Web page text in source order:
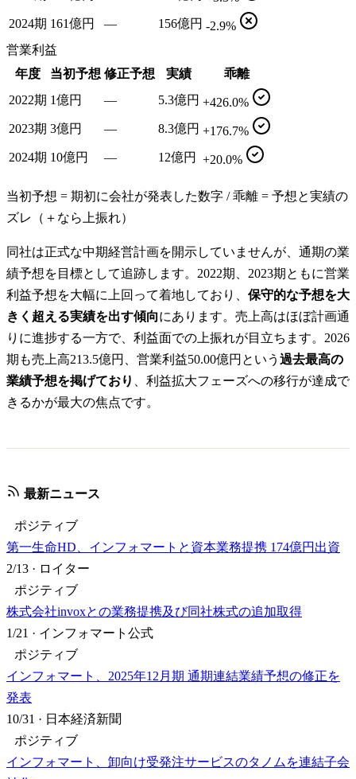
2024期 161億円 — 156億円 -2.9%
営業利益
年度
当初予想 修正予想 実績
乖離
2022期 1億円 — 5.3億円 +426.0%
2023期 3億円 — 8.3億円 +176.7%
2024期 10億円 — 12億円 +20.0%
当初予想 = 期初に会社が発表した数字 / 乖離 = 予想と実績の
ズレ（＋なら上振れ）
同社は正式な中期経営計画を開示していませんが、通期の業
績予想を目標として追跡します。2022期、2023期ともに営業
利益予想を大幅に上回って着地しており、 保守的な予想を大
きく超える実績を出す傾向にあります。売上高はほぼ計画通
りに進捗する一方で、利益面での上振れが目立ちます。2026
期も売上高213.5億円、営業利益50.00億円という 過去最高の
業績予想を掲げており
、利益拡大フェーズへの移行が達成で
きるかが最大の焦点です。
最新ニュース
ポジティブ
第一生命HD、インフォマートと資本業務提携 174億円出資
2/13 · ロイター
ポジティブ
株式会社invoxとの業務提携及び同社株式の追加取得
1/21 · インフォマート公式
ポジティブ
インフォマート、2025年12月期 通期連結業績予想の修正を
発表
10/31 · 日本経済新聞
ポジティブ
インフォマート、卸向け受発注サービスのタノムを連結子会